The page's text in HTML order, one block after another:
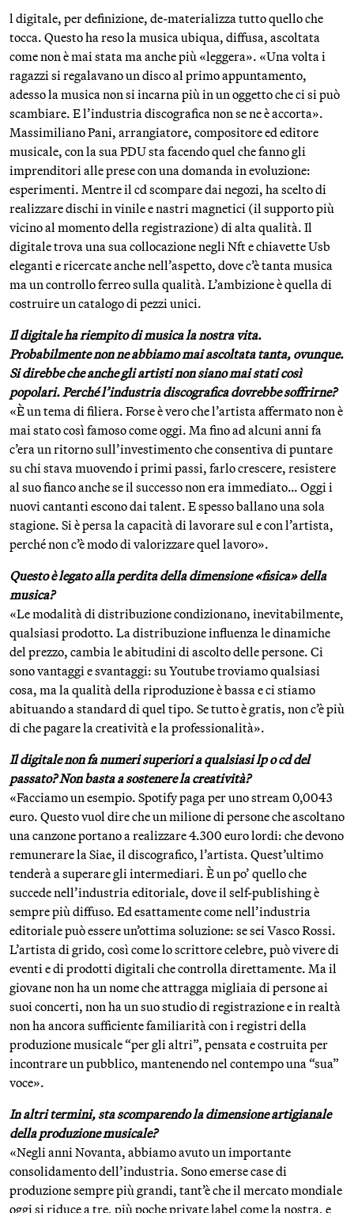
l digitale, per definizione, de-materializza tutto quello che
tocca. Questo ha reso la musica ubiqua, diffusa, ascoltata
come non è mai stata ma anche più «leggera». «Una volta i
ragazzi si regalavano un disco al primo appuntamento,
adesso la musica non si incarna più in un oggetto che ci si può
scambiare. E l’industria discografica non se ne è accorta».
Massimiliano Pani, arrangiatore, compositore ed editore
musicale, con la sua PDU sta facendo quel che fanno gli
imprenditori alle prese con una domanda in evoluzione:
esperimenti. Mentre il cd scompare dai negozi, ha scelto di
realizzare dischi in vinile e nastri magnetici (il supporto più
vicino al momento della registrazione) di alta qualità. Il
digitale trova una sua collocazione negli Nft e chiavette Usb
eleganti e ricercate anche nell’aspetto, dove c’è tanta musica
ma un controllo ferreo sulla qualità. L’ambizione è quella di
costruire un catalogo di pezzi unici.
Il digitale ha riempito di musica la nostra vita.
Probabilmente non ne abbiamo mai ascoltata tanta, ovunque.
Si direbbe che anche gli artisti non siano mai stati così
popolari. Perché l’industria discografica dovrebbe soffrirne?
«È un tema di filiera. Forse è vero che l’artista affermato non è
mai stato così famoso come oggi. Ma fino ad alcuni anni fa
c’era un ritorno sull’investimento che consentiva di puntare
su chi stava muovendo i primi passi, farlo crescere, resistere
al suo fianco anche se il successo non era immediato… Oggi i
nuovi cantanti escono dai talent. E spesso ballano una sola
stagione. Si è persa la capacità di lavorare sul e con l’artista,
perché non c’è modo di valorizzare quel lavoro».
Questo è legato alla perdita della dimensione «fisica» della
musica?
«Le modalità di distribuzione condizionano, inevitabilmente,
qualsiasi prodotto. La distribuzione influenza le dinamiche
del prezzo, cambia le abitudini di ascolto delle persone. Ci
sono vantaggi e svantaggi: su Youtube troviamo qualsiasi
cosa, ma la qualità della riproduzione è bassa e ci stiamo
abituando a standard di quel tipo. Se tutto è gratis, non c’è più
di che pagare la creatività e la professionalità».
Il digitale non fa numeri superiori a qualsiasi lp o cd del
passato? Non basta a sostenere la creatività?
«Facciamo un esempio. Spotify paga per uno stream 0,0043
euro. Questo vuol dire che un milione di persone che ascoltano
una canzone portano a realizzare 4.300 euro lordi: che devono
remunerare la Siae, il discografico, l’artista. Quest’ultimo
tenderà a superare gli intermediari. È un po’ quello che
succede nell’industria editoriale, dove il self-publishing è
sempre più diffuso. Ed esattamente come nell’industria
editoriale può essere un’ottima soluzione: se sei Vasco Rossi.
L’artista di grido, così come lo scrittore celebre, può vivere di
eventi e di prodotti digitali che controlla direttamente. Ma il
giovane non ha un nome che attragga migliaia di persone ai
suoi concerti, non ha un suo studio di registrazione e in realtà
non ha ancora sufficiente familiarità con i registri della
produzione musicale “per gli altri”, pensata e costruita per
incontrare un pubblico, mantenendo nel contempo una “sua”
voce».
In altri termini, sta scomparendo la dimensione artigianale
della produzione musicale?
«Negli anni Novanta, abbiamo avuto un importante
consolidamento dell’industria. Sono emerse case di
produzione sempre più grandi, tant’è che il mercato mondiale
oggi si riduce a tre, più poche private label come la nostra, e